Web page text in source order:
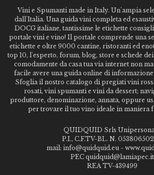
Vini e Spumanti made in Italy. Un'ampia
dall'Italia. Una guida vini completa ed
DOCG italiane, tantissime le etichette
portale vini e vino! Il portale comprende una
etichette e oltre 9000 cantine, ristoranti ed
top 10, l'esperto, forum, blog, store e schede
comodamente da casa tua via internet non
facile avere una guida online di
Sfoglia il nostro catalogo di pregiati vini
rosati, vini spumanti e vini da dessert;
produttore, denominazione, annata, oppure
per trovare il tuo vino ideale in maniera
QUIDQUID Srls
P.I., C.F.TV-BL. N.
mail: info@quidquid.eu -
PEC quidquid@lamiapec.it
REA TV-439499